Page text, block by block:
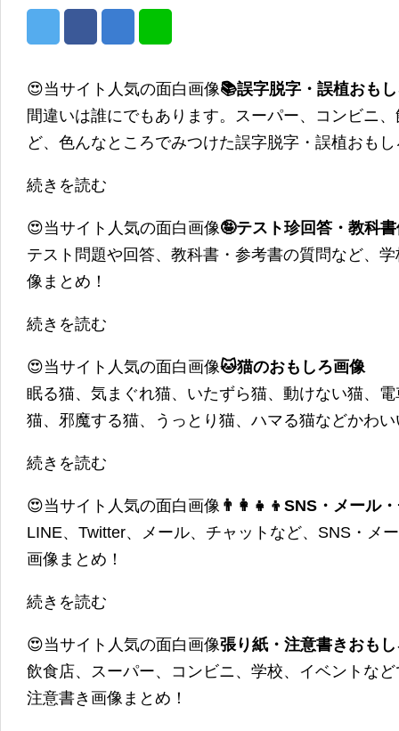
😍当サイト人気の面白画像📚誤字脱字・誤植おも
間違いは誰にでもあります。スーパー、コンビニ
ど、色んなところでみつけた誤字脱字・誤植おも
続きを読む
😍当サイト人気の面白画像🤪テスト珍回答・教科
テスト問題や回答、教科書・参考書の質問など、
像まとめ！
続きを読む
😍当サイト人気の面白画像🐱猫のおもしろ画像
眠る猫、気まぐれ猫、いたずら猫、動けない猫、
猫、邪魔する猫、うっとり猫、ハマる猫などかわ
続きを読む
😍当サイト人気の面白画像 👨‍👩‍👧‍👦SNS・メール
LINE、Twitter、メール、チャットなど、SNS・メ
画像まとめ！
続きを読む
😍当サイト人気の面白画像張り紙・注意書きおも
飲食店、スーパー、コンビニ、学校、イベントな
注意書き画像まとめ！